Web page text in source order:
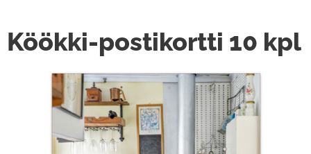
Köökki-postikortti 10 kpl